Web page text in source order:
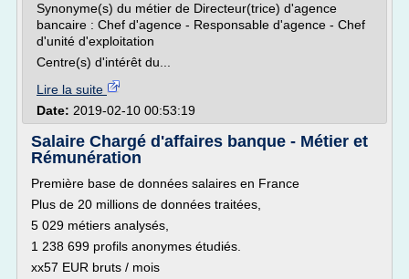
Synonyme(s) du métier de Directeur(trice) d'agence
bancaire : Chef d'agence - Responsable d'agence - Chef
d'unité d'exploitation
Centre(s) d'intérêt du...
Lire la suite
Date: 2019-02-10 00:53:19
Salaire Chargé d'affaires banque - Métier et
Rémunération
Première base de données salaires en France
Plus de 20 millions de données traitées,
5 029 métiers analysés,
1 238 699 profils anonymes étudiés.
xx57 EUR bruts / mois